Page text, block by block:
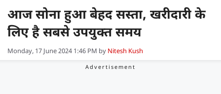
आज सोना हुआ बेहद सस्ता, खरीदारी के
लिए है सबसे उपयुक्त समय
Monday, 17 June 2024 1:46 PM by Nitesh Kush